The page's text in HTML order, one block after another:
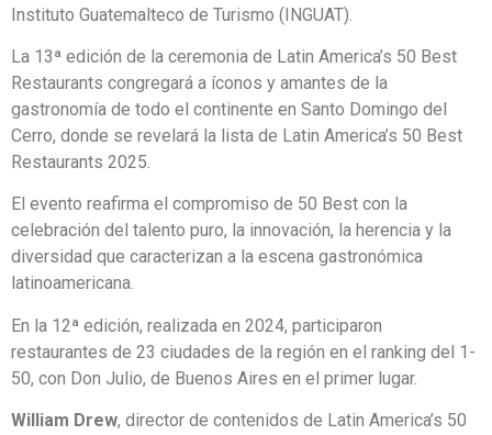
Instituto Guatemalteco de Turismo (INGUAT).
La 13ª edición de la ceremonia de Latin America’s 50 Best
Restaurants congregará a íconos y amantes de la
gastronomía de todo el continente en Santo Domingo del
Cerro, donde se revelará la lista de Latin America’s 50 Best
Restaurants 2025.
El evento reafirma el compromiso de 50 Best con la
celebración del talento puro, la innovación, la herencia y la
diversidad que caracterizan a la escena gastronómica
latinoamericana.
En la 12ª edición, realizada en 2024, participaron
restaurantes de 23 ciudades de la región en el ranking del 1-
50, con Don Julio, de Buenos Aires en el primer lugar.
William Drew, director de contenidos de Latin America’s 50